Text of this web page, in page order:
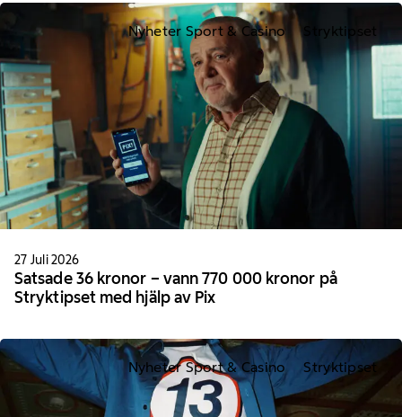
Nyheter Sport & Casino Stryktipset
27 Juli 2026
Satsade 36 kronor – vann 770 000 kronor på
Stryktipset med hjälp av Pix
Nyheter Sport & Casino Stryktipset